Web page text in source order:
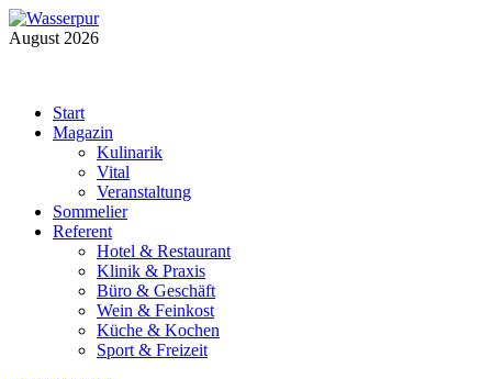
August 2026
Start
Magazin
Kulinarik
Vital
Veranstaltung
Sommelier
Referent
Hotel & Restaurant
Klinik & Praxis
Büro & Geschäft
Wein & Feinkost
Küche & Kochen
Sport & Freizeit